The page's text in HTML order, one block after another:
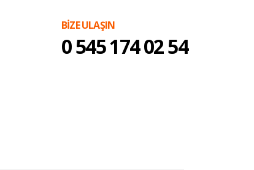
BİZE ULAŞIN
0 545 174 02 54